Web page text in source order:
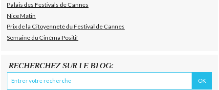
Palais des Festivals de Cannes
Nice Matin
Prix de la Citoyenneté du Festival de Cannes
Semaine du Cinéma Positif
RECHERCHEZ SUR LE BLOG: